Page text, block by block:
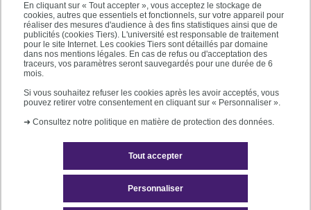
En cliquant sur « Tout accepter », vous acceptez le stockage de
cookies, autres que essentiels et fonctionnels, sur votre appareil pour
réaliser des mesures d'audience à des fins statistiques ainsi que de
publicités (cookies Tiers). L'université est responsable de traitement
pour le site Internet. Les cookies Tiers sont détaillés par domaine
dans nos mentions légales. En cas de refus ou d'acceptation des
traceurs, vos paramètres seront sauvegardés pour une durée de 6
mois.
Si vous souhaitez refuser les cookies après les avoir acceptés, vous
pouvez retirer votre consentement en cliquant sur « Personnaliser ».
➜ Consultez notre politique en matière de protection des données.
Tout accepter
Personnaliser
ACCÈS RAPIDES
SUIVEZ-NOUS
Mentions légales